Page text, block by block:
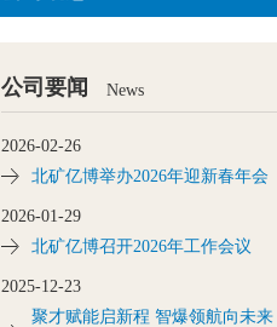
公司要闻 News
2026-02-26
北矿亿博举办2026年迎新春年会
2026-01-29
北矿亿博召开2026年工作会议
2025-12-23
聚才赋能启新程 智爆领航向未来